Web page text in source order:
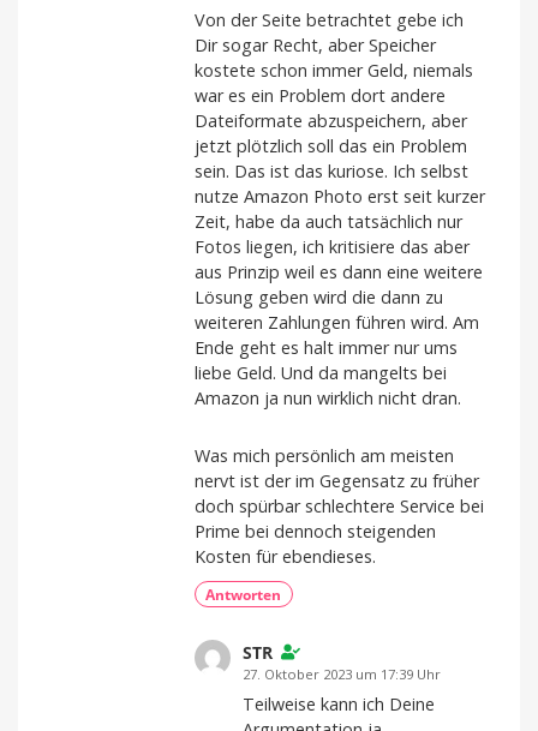
Von der Seite betrachtet gebe ich
Dir sogar Recht, aber Speicher
kostete schon immer Geld, niemals
war es ein Problem dort andere
Dateiformate abzuspeichern, aber
jetzt plötzlich soll das ein Problem
sein. Das ist das kuriose. Ich selbst
nutze Amazon Photo erst seit kurzer
Zeit, habe da auch tatsächlich nur
Fotos liegen, ich kritisiere das aber
aus Prinzip weil es dann eine weitere
Lösung geben wird die dann zu
weiteren Zahlungen führen wird. Am
Ende geht es halt immer nur ums
liebe Geld. Und da mangelts bei
Amazon ja nun wirklich nicht dran.
Was mich persönlich am meisten
nervt ist der im Gegensatz zu früher
doch spürbar schlechtere Service bei
Prime bei dennoch steigenden
Kosten für ebendieses.
Antworten
STR
27. Oktober 2023 um 17:39 Uhr
Teilweise kann ich Deine